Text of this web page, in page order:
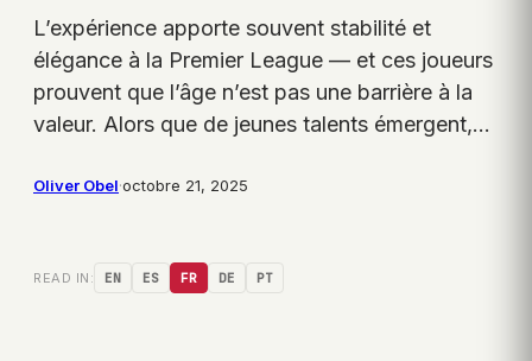
L’expérience apporte souvent stabilité et
élégance à la Premier League — et ces joueurs
prouvent que l’âge n’est pas une barrière à la
valeur. Alors que de jeunes talents émergent,…
Oliver Obel·octobre 21, 2025
READ IN: EN ES FR DE PT